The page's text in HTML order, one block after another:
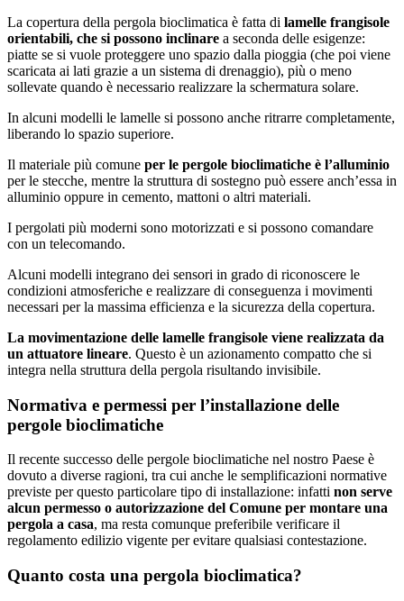
La copertura della pergola bioclimatica è fatta di lamelle frangisole
orientabili, che si possono inclinare a seconda delle esigenze:
piatte se si vuole proteggere uno spazio dalla pioggia (che poi viene
scaricata ai lati grazie a un sistema di drenaggio), più o meno
sollevate quando è necessario realizzare la schermatura solare.
In alcuni modelli le lamelle si possono anche ritrarre completamente,
liberando lo spazio superiore.
Il materiale più comune per le pergole bioclimatiche è l’alluminio
per le stecche, mentre la struttura di sostegno può essere anch’essa in
alluminio oppure in cemento, mattoni o altri materiali.
I pergolati più moderni sono motorizzati e si possono comandare
con un telecomando.
Alcuni modelli integrano dei sensori in grado di riconoscere le
condizioni atmosferiche e realizzare di conseguenza i movimenti
necessari per la massima efficienza e la sicurezza della copertura.
La movimentazione delle lamelle frangisole viene realizzata da
un attuatore lineare. Questo è un azionamento compatto che si
integra nella struttura della pergola risultando invisibile.
Normativa e permessi per l’installazione delle
pergole bioclimatiche
Il recente successo delle pergole bioclimatiche nel nostro Paese è
dovuto a diverse ragioni, tra cui anche le semplificazioni normative
previste per questo particolare tipo di installazione: infatti non serve
alcun permesso o autorizzazione del Comune per montare una
pergola a casa, ma resta comunque preferibile verificare il
regolamento edilizio vigente per evitare qualsiasi contestazione.
Quanto costa una pergola bioclimatica?